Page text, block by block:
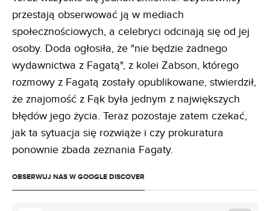
przestają obserwować ją w mediach
społecznościowych, a celebryci odcinają się od jej
osoby. Doda ogłosiła, że "nie będzie żadnego
wydawnictwa z Fagatą", z kolei Żabson, którego
rozmowy z Fagatą zostały opublikowane, stwierdził,
że znajomość z Fąk była jednym z największych
błędów jego życia. Teraz pozostaje zatem czekać,
jak ta sytuacja się rozwiąże i czy prokuratura
ponownie zbada zeznania Fagaty.
OBSERWUJ NAS W GOOGLE DISCOVER